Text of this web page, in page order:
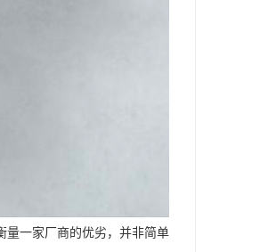
量一家厂商的优劣，并非简单